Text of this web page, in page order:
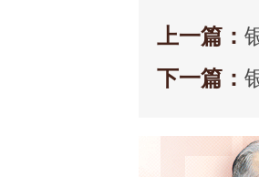
上一篇：
下一篇：